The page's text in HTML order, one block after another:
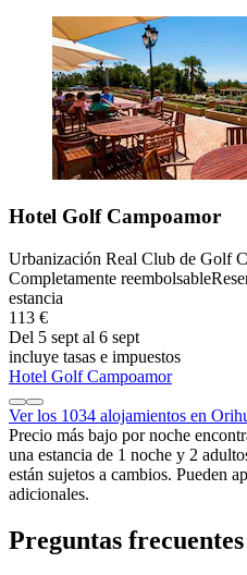
Hotel Golf Campoamor
Urbanización Real Club de Golf
Completamente reembolsable
estancia
113 €
Del 5 sept al 6 sept
incluye tasas e impuestos
Hotel Golf Campoamor
Ver los 1034 alojamientos en
Precio más bajo por noche
una estancia de 1 noche y 2
están sujetos a cambios. Pueden
adicionales.
Preguntas frecuentes